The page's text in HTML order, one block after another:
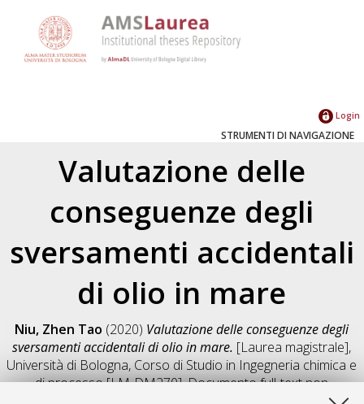
Login
STRUMENTI DI NAVIGAZIONE
Valutazione delle
conseguenze degli
sversamenti accidentali
di olio in mare
Niu, Zhen Tao (2020) Valutazione delle conseguenze degli
sversamenti accidentali di olio in mare. [Laurea magistrale],
Università di Bologna, Corso di Studio in Ingegneria chimica e
di processo [LM-DM270], Documento full-text non